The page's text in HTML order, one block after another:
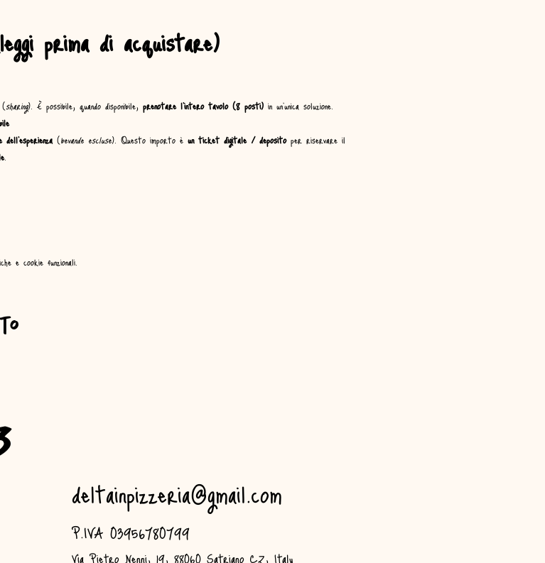
prima di acquistare)
sharing). È possibile, quando disponibile, prenotare l’intero tavolo (8 posti) in un’unica soluzione.
(bevande escluse). Questo importo è un ticket digitale / deposito per riservare il
.
e cookie funzionali.
deltainpizzeria@gmail.com
P.IVA 03956780799
Via Pietro Nenni, 19, 88060 Satriano CZ, Italy